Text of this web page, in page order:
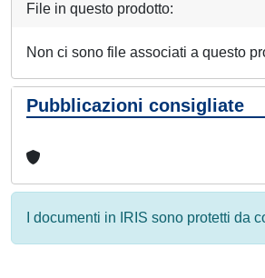
File in questo prodotto:
Non ci sono file associati a questo
Pubblicazioni consigliate
I documenti in IRIS sono protetti da